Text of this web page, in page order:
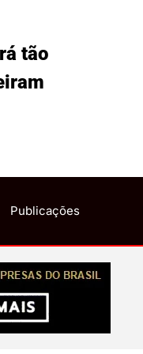
tão
Publicações